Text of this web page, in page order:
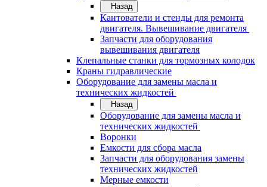
Назад
Кантователи и стенды для ремонта
двигателя. Вывешивание двигателя
Запчасти для оборудования
вывешивания двигателя
Клепальные станки для тормозных колодок
Краны гидравлические
Оборудование для замены масла и
технических жидкостей
Назад
Оборудование для замены масла и
технических жидкостей
Воронки
Емкости для сбора масла
Запчасти для оборудования замены
технических жидкостей
Мерные емкости